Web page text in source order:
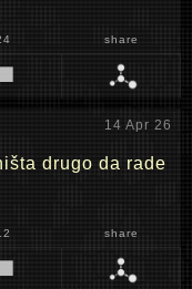
share
14 Apr 26
drugo da rade
share